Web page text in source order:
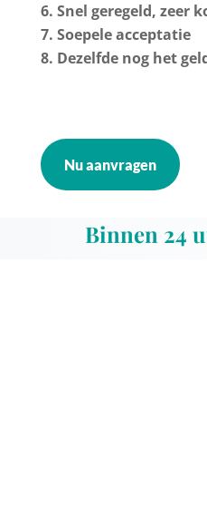
Snel geregeld, zeer
Soepele acceptatie
Dezelfde nog het
Nu aanvragen
Binnen 24